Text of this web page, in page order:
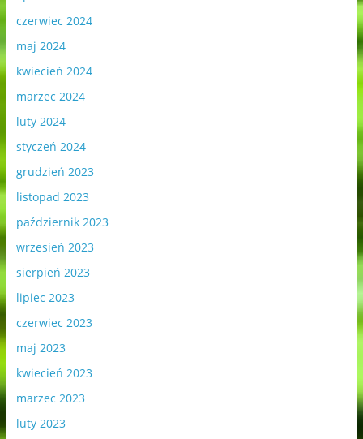
czerwiec 2024
maj 2024
kwiecień 2024
marzec 2024
luty 2024
styczeń 2024
grudzień 2023
listopad 2023
październik 2023
wrzesień 2023
sierpień 2023
lipiec 2023
czerwiec 2023
maj 2023
kwiecień 2023
marzec 2023
luty 2023